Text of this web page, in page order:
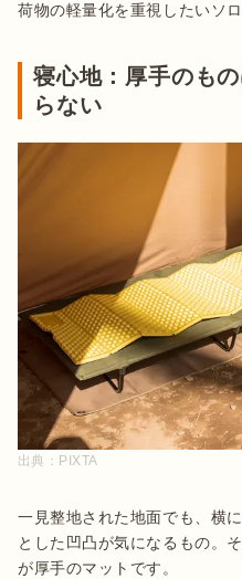
荷物の軽量化を重視したいソ
寝心地：厚手のも
らない
出典： PIXTA
一見整地された地面でも、横
とした凹凸が気になるもの。
が厚手のマットです。